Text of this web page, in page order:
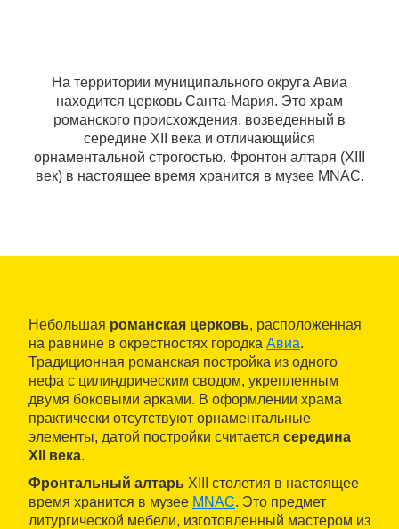
На территории муниципального округа Авиа
находится церковь Санта-Мария. Это храм
романского происхождения, возведенный в
середине XII века и отличающийся
орнаментальной строгостью. Фронтон алтаря (XIII
век) в настоящее время хранится в музее MNAC.
Небольшая романская церковь, расположенная
на равнине в окрестностях городка Авиа.
Традиционная романская постройка из одного
нефа с цилиндрическим сводом, укрепленным
двумя боковыми арками. В оформлении храма
практически отсутствуют орнаментальные
элементы, датой постройки считается середина
XII века.
Фронтальный алтарь XIII столетия в настоящее
время хранится в музее MNAC. Это предмет
литургической мебели, изготовленный мастером из